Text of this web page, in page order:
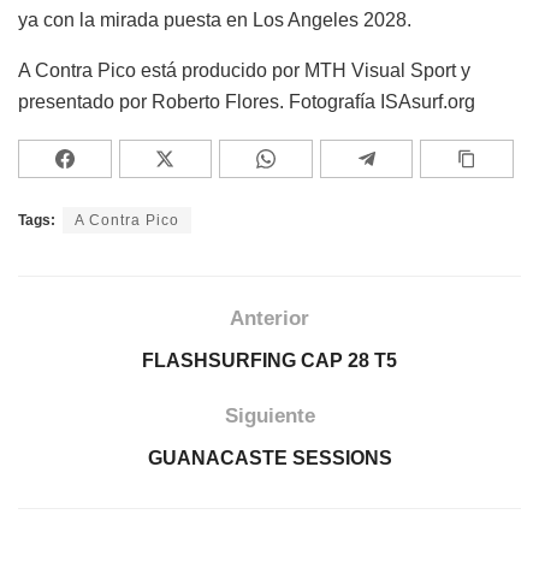
ya con la mirada puesta en Los Angeles 2028.
A Contra Pico está producido por MTH Visual Sport y
presentado por Roberto Flores. Fotografía ISAsurf.org
Tags: A Contra Pico
Anterior
FLASHSURFING CAP 28 T5
Siguiente
GUANACASTE SESSIONS